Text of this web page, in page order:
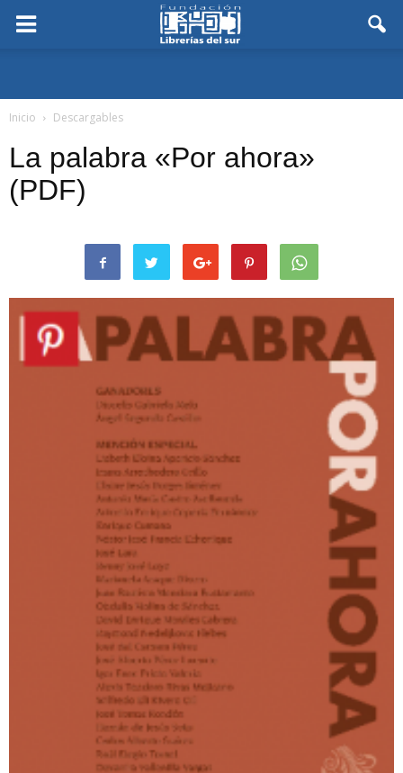
Inicio Descargables
La palabra «Por ahora»
(PDF)